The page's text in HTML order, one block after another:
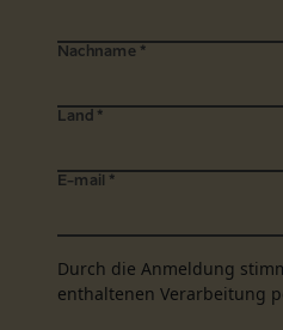
Nachname *
Land *
E-mail *
Durch die Anmeldung
enthaltenen Verarbeitung